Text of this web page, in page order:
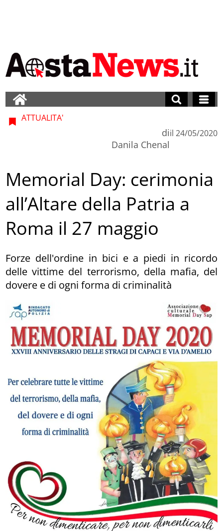
ATTUALITA'
di
Danila Chenal
il 24/05/2020
Memorial Day: cerimonia
all’Altare della Patria a
Roma il 27 maggio
Forze dell'ordine in bici e a piedi in ricordo
delle vittime del terrorismo, della mafia, del
dovere e di ogni forma di criminalità